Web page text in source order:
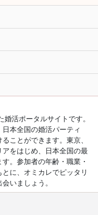
活ポータルサイトです。
本全国の婚活パーティ
ことができます。東京、
をはじめ、日本全国の最
。参加者の年齢・職業・
に、オミカレでピッタリ
いましょう。